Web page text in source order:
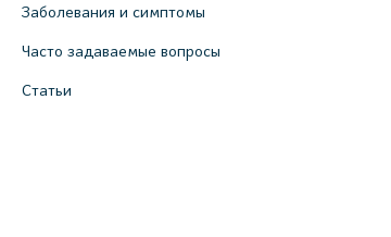
Заболевания и симптомы
Часто задаваемые вопросы
Статьи